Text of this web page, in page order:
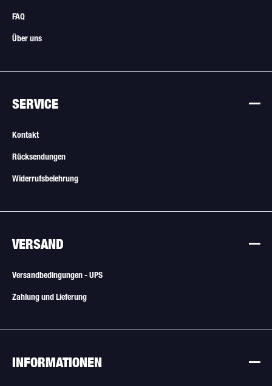
FAQ
Über uns
SERVICE
Kontakt
Rücksendungen
Widerrufsbelehrung
VERSAND
Versandbedingungen - UPS
Zahlung und Lieferung
INFORMATIONEN